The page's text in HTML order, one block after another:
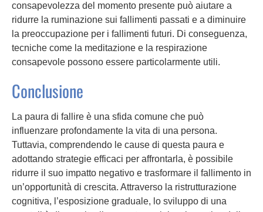
consapevolezza del momento presente può aiutare a
ridurre la ruminazione sui fallimenti passati e a diminuire
la preoccupazione per i fallimenti futuri. Di conseguenza,
tecniche come la meditazione e la respirazione
consapevole possono essere particolarmente utili.
Conclusione
La paura di fallire è una sfida comune che può
influenzare profondamente la vita di una persona.
Tuttavia, comprendendo le cause di questa paura e
adottando strategie efficaci per affrontarla, è possibile
ridurre il suo impatto negativo e trasformare il fallimento in
un’opportunità di crescita. Attraverso la ristrutturazione
cognitiva, l’esposizione graduale, lo sviluppo di una